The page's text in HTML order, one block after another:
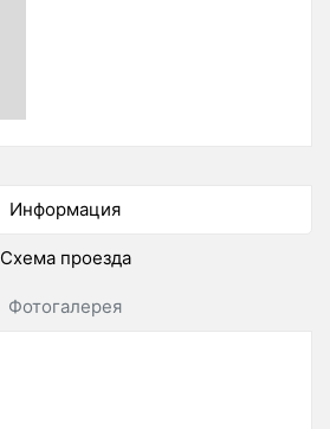
Информация
Схема проезда
Фотогалерея